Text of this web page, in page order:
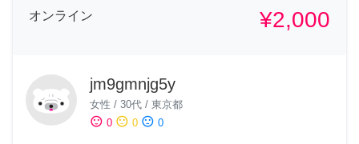
オンライン
¥2,000
jm9gmnjg5y
女性 / 30代 / 東京都
sentiment_satisfied 0 sentiment_neutral 0 sentiment_dissatisfied 0